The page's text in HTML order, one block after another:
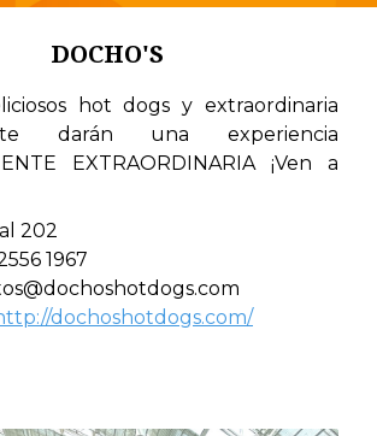
DOCHO'S
hot dogs y extraordinaria
darán una experiencia
EXTRAORDINARIA ¡Ven a
202
1967
dochoshotdogs.com/